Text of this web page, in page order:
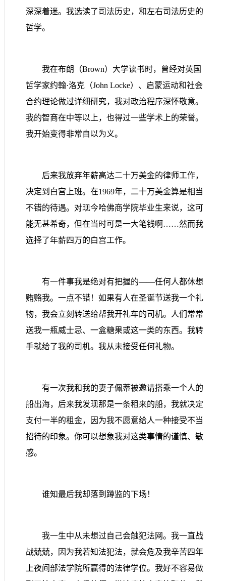
深深着迷。我选读了司法历史，和左右司法历史的
哲学。
我在布朗（Brown）大学读书时，曾经对英国
哲学家约翰·洛克（John Locke）、启蒙运动和社会
合约理论做过详细研究，我对政治程序深怀敬意。
我的智商在中等以上，也得过一些学术上的荣誉。
我开始变得非常自以为义。
后来我放弃年薪高达二十万美金的律师工作，
决定到白宫上班。在1969年，二十万美金算是相当
不错的待遇。对现今哈佛商学院毕业生来说，这可
能无甚希奇，但在当时可是一大笔钱啊 ……然而我
选择了年薪四万的白宫工作。
有一件事我是绝对有把握的——任何人都休想
贿赂我。一点不错！如果有人在圣诞节送我一个礼
物，我会立刻转送给帮我开礼车的司机。人们常常
送我一瓶威士忌、一盒糖果或这一类的东西。我转
手就给了我的司机。我从未接受任何礼物。
有一次我和我的妻子佩蒂被邀请搭乘一个人的
船出海，后来我发现那是一条租来的船，我就决定
支付一半的租金，因为我不愿意给人一种接受不当
招待的印象。你可以想象我对这类事情的谨慎、敏
感。
谁知最后我却落到蹲监的下场！
我一生中从未想过自己会触犯法网。我一直战
战兢兢，因为我若知法犯法，就会危及我辛苦四年
上夜间部法学院所赢得的法律学位。我好不容易做